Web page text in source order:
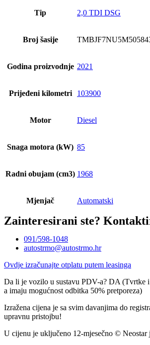
Tip 2,0 TDI DSG
Broj šasije
Godina proizvodnje 2021
Prijeđeni kilometri 103900
Motor Diesel
Snaga motora (kW) 85
Radni obujam (cm3) 1968
Mjenjač Automatski
Zainteresirani ste?
091/598-1048
autostrmo@autostrmo.hr
Ovdje izračunajte otplatu putem leasinga
Da li je vozilo u sustavu PDV-a? DA (Tvrtke
a imaju mogućnost odbitka 50% pretporeza)
Izražena cijena je sa svim davanjima do
upravnu pristojbu!
U cijenu je uključeno 12-mjesečno © Neostar